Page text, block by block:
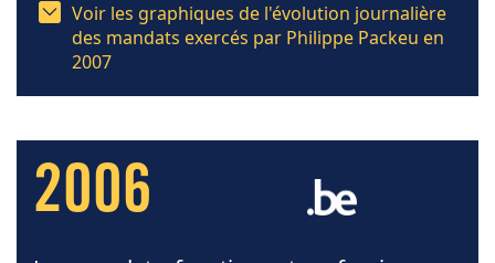
Voir les graphiques de l'évolution journalière
des mandats exercés par Philippe Packeu en
2007
2006